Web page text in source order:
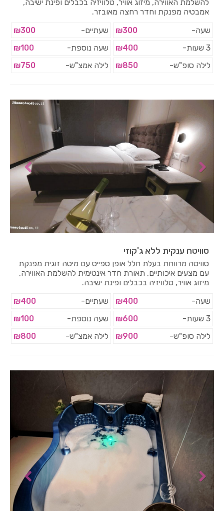
להשלמת האווירה, מיזוג אוויר, טלוויזיה בכבלים ופינת ישיבה,
אמבטיה מפנקת וחדר רחצה מאובזר.
שעה-
₪300 שעתיים-
₪300
3 שעות-
₪400 שעה נוספת-
₪100
לילה סופ"ש-
₪850 לילה אמצ"ש- ₪750
סוויטה ענקית ללא ג'קוזי
סוויטה מרווחת בעלת חלל אופן ספייס עם מיטה זוגית מפנקת
עם מצעים איכותיים, תאורת חדר אינטימית להשלמת האווירה,
מיזוג אוויר, טלוויזיה בכבלים ופינת ישיבה.
שעה-
₪400 שעתיים-
₪400
3 שעות-
₪600 שעה נוספת-
₪100
לילה סופ"ש-
₪900 לילה אמצ"ש- ₪800